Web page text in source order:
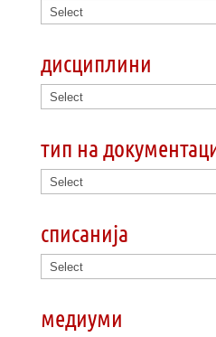
дисциплини
тип на
списанија
медиуми